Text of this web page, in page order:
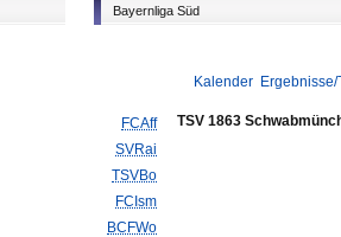
Bayernliga Süd
Kalender
FCAff
SVRai
TSVBo
FCIsm
BCFWo
TSV 1863